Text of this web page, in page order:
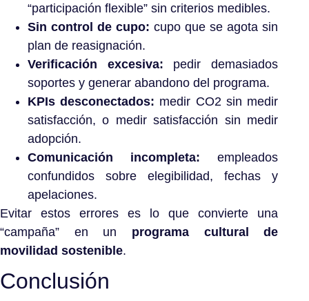
“participación flexible” sin criterios medibles.
Sin control de cupo: cupo que se agota sin
plan de reasignación.
Verificación excesiva: pedir demasiados
soportes y generar abandono del programa.
KPIs desconectados: medir CO2 sin medir
satisfacción, o medir satisfacción sin medir
adopción.
Comunicación incompleta: empleados
confundidos sobre elegibilidad, fechas y
apelaciones.
Evitar estos errores es lo que convierte una
“campaña” en un programa cultural de
movilidad sostenible.
Conclusión